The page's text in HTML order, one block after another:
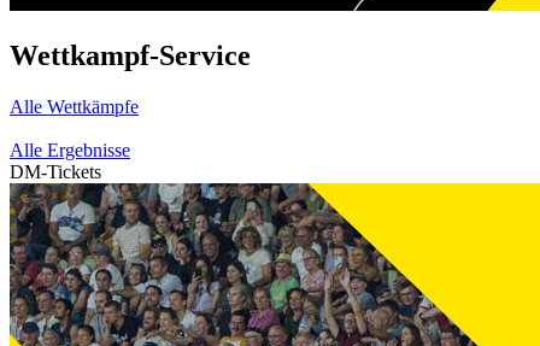
Wettkampf-Service
Alle Wettkämpfe
Alle Ergebnisse
DM-Tickets